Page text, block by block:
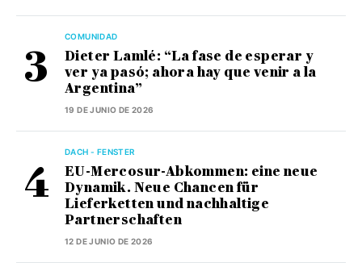
COMUNIDAD
Dieter Lamlé: “La fase de esperar y
ver ya pasó; ahora hay que venir a la
Argentina”
19 DE JUNIO DE 2026
DACH - FENSTER
EU-Mercosur-Abkommen: eine neue
Dynamik. Neue Chancen für
Lieferketten und nachhaltige
Partnerschaften
12 DE JUNIO DE 2026